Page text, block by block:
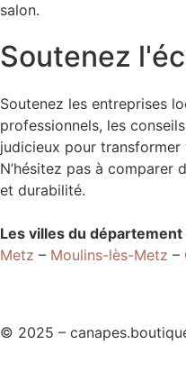
salon.
Soutenez
Soutenez les entreprises
professionnels, les
judicieux pour transformer
N’hésitez pas à
et durabilité.
Les villes du département
Metz – Moulins-lès-Metz –
© 2025 –